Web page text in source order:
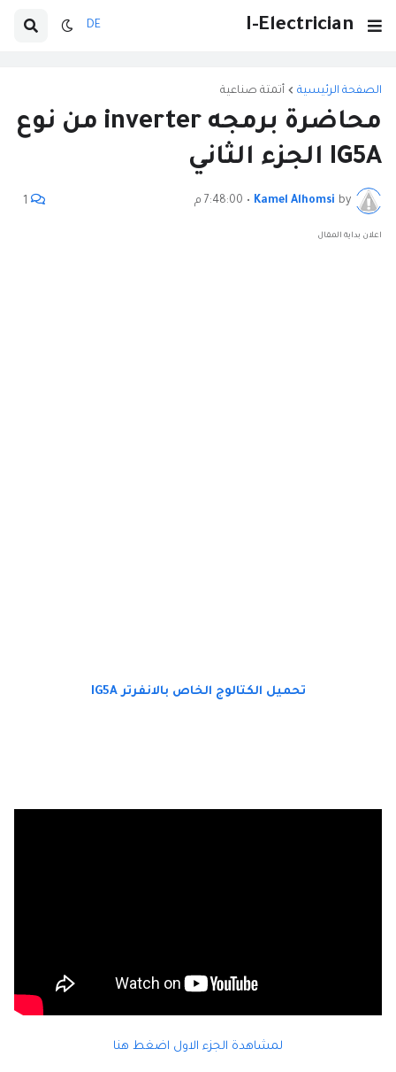
I-Electrician
DE
الصفحة الرئيسية أتمتة صناعية
محاضرة برمجه inverter من نوع
IG5A الجزء الثاني
by
Kamel Alhomsi
• 7:48:00 م 1
اعلان بداية المقال
تحميل الكتالوج الخاص بالانفرتر IG5A
لمشاهدة الجزء الاول اضغط هنا